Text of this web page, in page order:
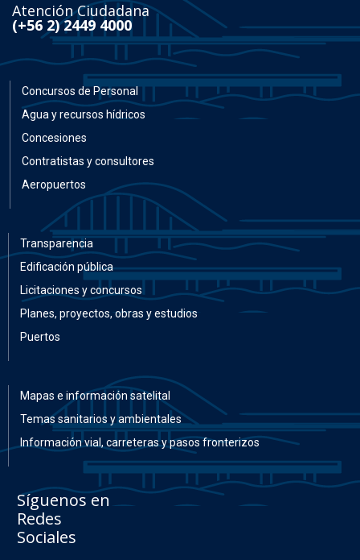
Atención Ciudadana
(+56 2) 2449 4000
Concursos de Personal
Agua y recursos hídricos
Concesiones
Contratistas y consultores
Aeropuertos
Transparencia
Edificación pública
Licitaciones y concursos
Planes, proyectos, obras y estudios
Puertos
Mapas e información satelital
Temas sanitarios y ambientales
Información vial, carreteras y pasos fronterizos
Síguenos en
Redes
Sociales